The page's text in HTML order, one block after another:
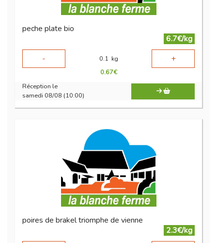
peche plate bio
6.7€/kg
-
0.1 kg +
0.67€
Réception le
samedi 08/08 (10:00)
poires de brakel triomphe de vienne
2.3€/kg